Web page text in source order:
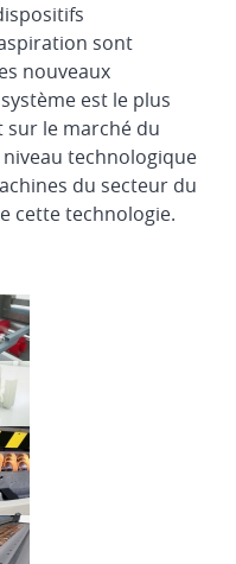
sont
nouveaux
est le plus
le marché du
technologique
du secteur du
cette technologie.